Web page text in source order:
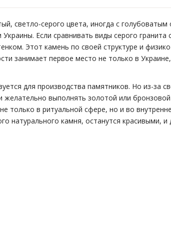
светло-серого цвета, иногда с голубоватым
Если сравнивать виды серого гранита
Этот камень по своей структуре и
занимает первое место не только в
для производства памятников. Но из-за
желательно выполнять золотой или
только в ритуальной сфере, но и во
натурального камня, останутся красивыми, и